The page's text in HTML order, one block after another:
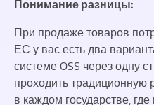
Понимание разницы:
При продаже товаров
ЕС у вас есть два
системе OSS через одну
проходить
в каждом государстве,